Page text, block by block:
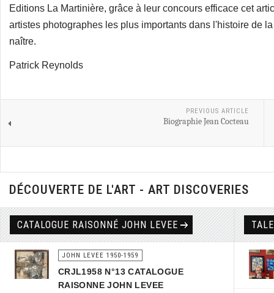
Editions La Martinière, grâce à leur concours efficace cet
artistes photographes les plus importants dans l'histoire de
naître.
Patrick Reynolds
PREVIOUS ARTICLE
Biographie Jean Cocteau
DÉCOUVERTE DE L'ART - ART DISCOVERIES
CATALOGUE RAISONNÉ JOHN LEVEE
JOHN LEVEE 1950-1959
CRJL1958 N°13 CATALOGUE
RAISONNE JOHN LEVEE